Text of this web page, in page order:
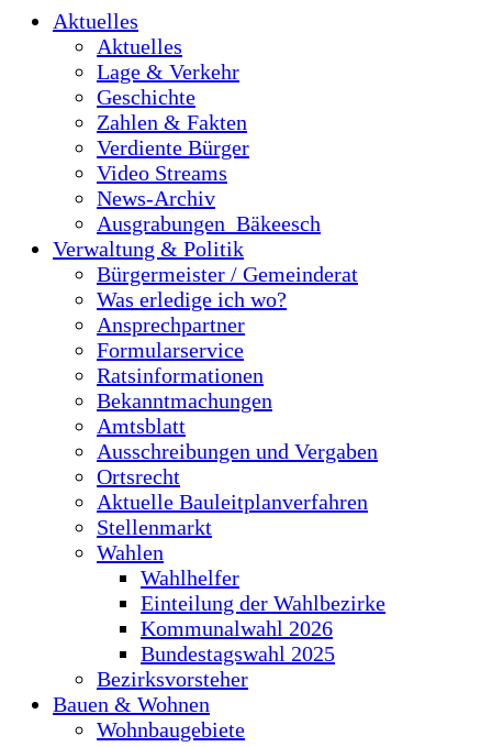
Aktuelles
Aktuelles
Lage & Verkehr
Geschichte
Zahlen & Fakten
Verdiente Bürger
Video Streams
News-Archiv
Ausgrabungen_Bäkeesch
Verwaltung & Politik
Bürgermeister / Gemeinderat
Was erledige ich wo?
Ansprechpartner
Formularservice
Ratsinformationen
Bekanntmachungen
Amtsblatt
Ausschreibungen und Vergaben
Ortsrecht
Aktuelle Bauleitplanverfahren
Stellenmarkt
Wahlen
Wahlhelfer
Einteilung der Wahlbezirke
Kommunalwahl 2026
Bundestagswahl 2025
Bezirksvorsteher
Bauen & Wohnen
Wohnbaugebiete